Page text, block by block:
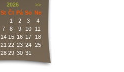
2026
>>
St Čt Pá So Ne
1
2 3
4
7 8 9 10
11
14 15 16 17
18
21 22 23 24 25
28 29 30 31